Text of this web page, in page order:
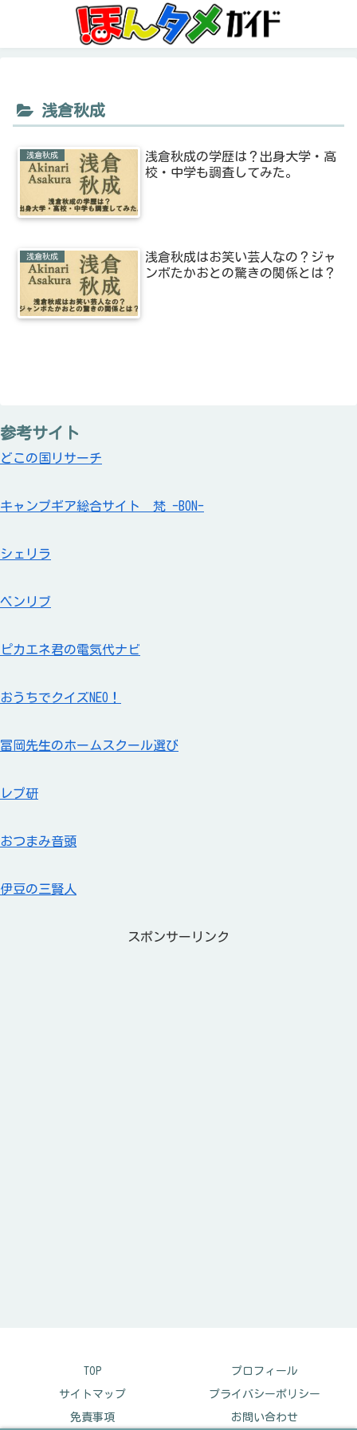
浅倉秋成
浅倉秋成
浅倉秋成の学歴は？出身大学・高
校・中学も調査してみた。
浅倉秋成
浅倉秋成はお笑い芸人なの？ジャ
ンボたかおとの驚きの関係とは？
参考サイト
どこの国リサーチ
キャンプギア総合サイト 梵 -BON-
シェリラ
ベンリブ
ピカエネ君の電気代ナビ
おうちでクイズNEO！
冨岡先生のホームスクール選び
レプ研
おつまみ音頭
伊豆の三賢人
スポンサーリンク
TOP プロフィール
サイトマップ プライバシーポリシー
免責事項 お問い合わせ